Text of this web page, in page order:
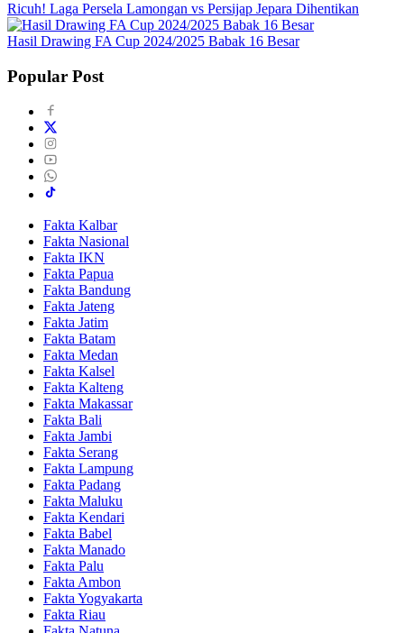
Ricuh! Laga Persela Lamongan vs Persijap Jepara Dihentikan
Hasil Drawing FA Cup 2024/2025 Babak 16 Besar
Popular Post
Fakta Kalbar
Fakta Nasional
Fakta IKN
Fakta Papua
Fakta Bandung
Fakta Jateng
Fakta Jatim
Fakta Batam
Fakta Medan
Fakta Kalsel
Fakta Kalteng
Fakta Makassar
Fakta Bali
Fakta Jambi
Fakta Serang
Fakta Lampung
Fakta Padang
Fakta Maluku
Fakta Kendari
Fakta Babel
Fakta Manado
Fakta Palu
Fakta Ambon
Fakta Yogyakarta
Fakta Riau